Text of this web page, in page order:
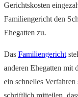
Gerichtskosten
Familiengericht den
Ehegatten zu.
Das Familiengericht
anderen Ehegatten mit
ein schnelles
schriftlich mitteilen,